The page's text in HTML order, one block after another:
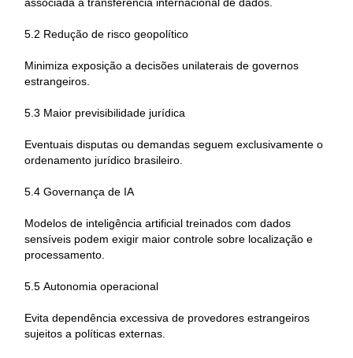
associada à transferência internacional de dados.
5.2 Redução de risco geopolítico
Minimiza exposição a decisões unilaterais de governos
estrangeiros.
5.3 Maior previsibilidade jurídica
Eventuais disputas ou demandas seguem exclusivamente o
ordenamento jurídico brasileiro.
5.4 Governança de IA
Modelos de inteligência artificial treinados com dados
sensíveis podem exigir maior controle sobre localização e
processamento.
5.5 Autonomia operacional
Evita dependência excessiva de provedores estrangeiros
sujeitos a políticas externas.